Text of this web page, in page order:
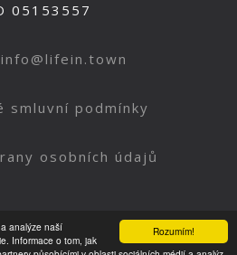
Rozumím!
analýze naší
Informace o tom, jak
05153557
info@lifein.town
smluvní podmínky
osobních údajů